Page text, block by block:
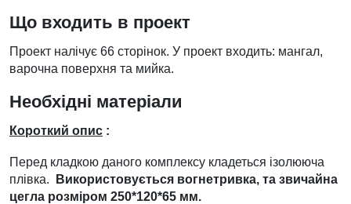
Що входить в проект
Проект налічує 66 сторінок. У проект входить: мангал,
варочна поверхня та мийка.
Необхідні матеріали
Короткий опис :
Перед кладкою даного комплексу кладеться ізолююча
плівка.
Використовується вогнетривка, та звичайна
цегла розміром 250*120*65 мм.